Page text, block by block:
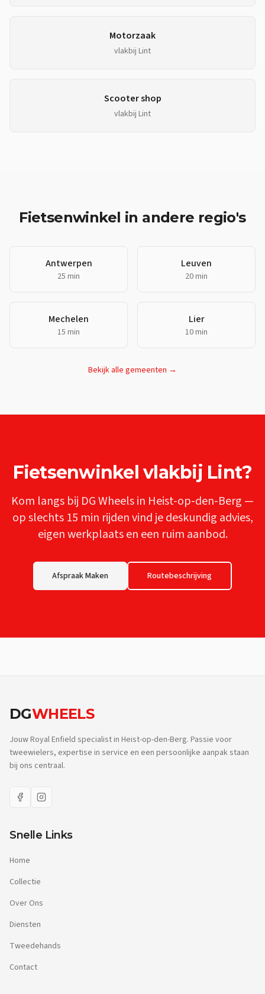
Motorzaak
vlakbij Lint
Scooter shop
vlakbij Lint
Fietsenwinkel in andere regio's
Antwerpen
25 min
Leuven
20 min
Mechelen
15 min
Lier
10 min
Bekijk alle gemeenten →
Fietsenwinkel vlakbij Lint?
Kom langs bij DG Wheels in Heist-op-den-Berg —
op slechts 15 min rijden vind je deskundig advies,
eigen werkplaats en een ruim aanbod.
Afspraak Maken Routebeschrijving
DGWHEELS
Jouw Royal Enfield specialist in Heist-op-den-Berg. Passie voor
tweewielers, expertise in service en een persoonlijke aanpak staan
bij ons centraal.
Snelle Links
Home
Collectie
Over Ons
Diensten
Tweedehands
Contact